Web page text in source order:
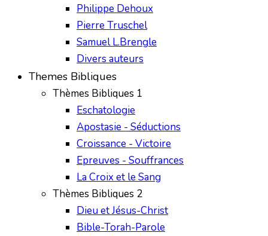
Philippe Dehoux
Pierre Truschel
Samuel L.Brengle
Divers auteurs
Themes Bibliques
Thèmes Bibliques 1
Eschatologie
Apostasie - Séductions
Croissance - Victoire
Epreuves - Souffrances
La Croix et le Sang
Thèmes Bibliques 2
Dieu et Jésus-Christ
Bible-Torah-Parole